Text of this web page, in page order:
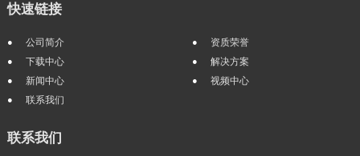
快速链接
公司简介
资质荣誉
下载中心
解决方案
新闻中心
视频中心
联系我们
联系我们